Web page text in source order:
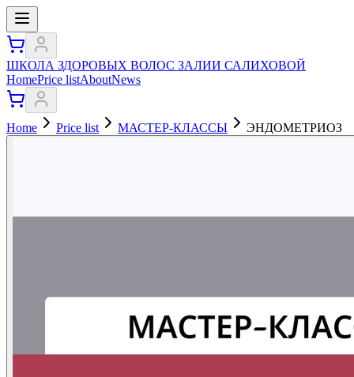
ШКОЛА ЗДОРОВЫХ ВОЛОС ЗАЛИИ САЛИХОВОЙ
HomePrice listAboutNews
Home Price list МАСТЕР-КЛАССЫ ЭНДОМЕТРИОЗ